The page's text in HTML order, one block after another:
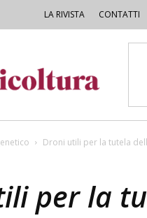
LA RIVISTA CONTATTI
Droni utili per la tutela
per la